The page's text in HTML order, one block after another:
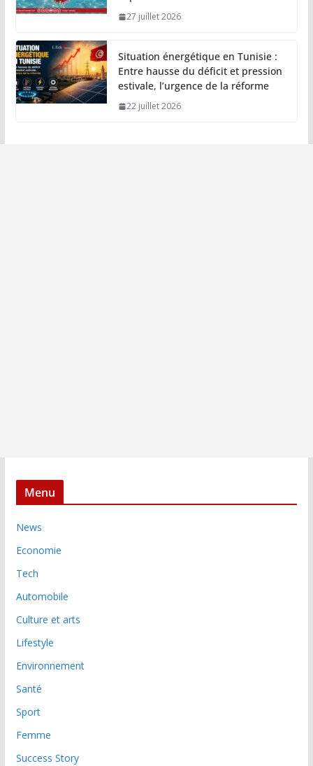
27 juillet 2026
Situation énergétique en Tunisie :
Entre hausse du déficit et pression
estivale, l’urgence de la réforme
22 juillet 2026
Menu
News
Economie
Tech
Automobile
Culture et arts
Lifestyle
Environnement
Santé
Sport
Femme
Success Story